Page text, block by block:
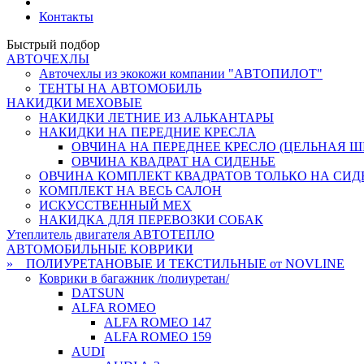
Контакты
Быстрый подбор
АВТОЧЕХЛЫ
Авточехлы из экокожи компании "АВТОПИЛОТ"
ТЕНТЫ НА АВТОМОБИЛЬ
НАКИДКИ МЕХОВЫЕ
НАКИДКИ ЛЕТНИЕ ИЗ АЛЬКАНТАРЫ
НАКИДКИ НА ПЕРЕДНИЕ КРЕСЛА
ОВЧИНА НА ПЕРЕДНЕЕ КРЕСЛО (ЦЕЛЬНАЯ
ОВЧИНА КВАДРАТ НА СИДЕНЬЕ
ОВЧИНА КОМПЛЕКТ КВАДРАТОВ ТОЛЬКО НА
КОМПЛЕКТ НА ВЕСЬ САЛОН
ИСКУССТВЕННЫЙ МЕХ
НАКИДКА ДЛЯ ПЕРЕВОЗКИ СОБАК
Утеплитель двигателя АВТОТЕПЛО
АВТОМОБИЛЬНЫЕ КОВРИКИ
» ПОЛИУРЕТАНОВЫЕ И ТЕКСТИЛЬНЫЕ от NOVLINE
Коврики в багажник /полиуретан/
DATSUN
ALFA ROMEO
ALFA ROMEO 147
ALFA ROMEO 159
AUDI